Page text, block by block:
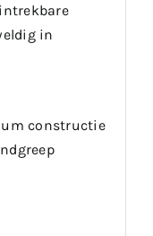
in
constructie